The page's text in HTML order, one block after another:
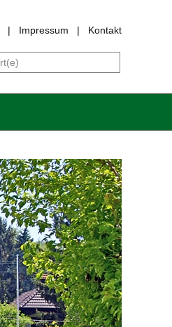
| Impressum | Kontakt